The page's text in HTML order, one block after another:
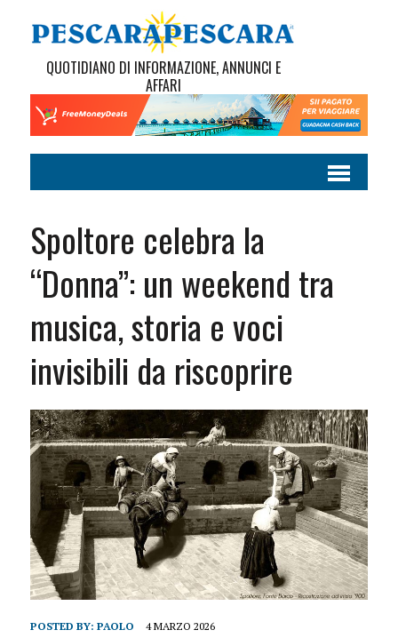
QUOTIDIANO DI INFORMAZIONE, ANNUNCI E
AFFARI
Spoltore celebra la
“Donna”: un weekend tra
musica, storia e voci
invisibili da riscoprire
POSTED BY: PAOLO 4 MARZO 2026